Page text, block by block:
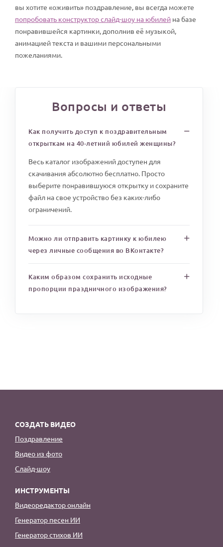
вы хотите «оживить» поздравление, вы всегда можете
попробовать конструктор слайд-шоу на юбилей на базе
понравившейся картинки, дополнив её музыкой,
анимацией текста и вашими персональными
пожеланиями.
Вопросы и ответы
Как получить доступ к поздравительным
открыткам на 40-летний юбилей женщины?
Весь каталог изображений доступен для
скачивания абсолютно бесплатно. Просто
выберите понравившуюся открытку и сохраните
файл на свое устройство без каких-либо
ограничений.
Можно ли отправить картинку к юбилею
через личные сообщения во ВКонтакте?
Каким образом сохранить исходные
пропорции праздничного изображения?
СОЗДАТЬ ВИДЕО
Поздравление
Видео из фото
Слайд-шоу
ИНСТРУМЕНТЫ
Видеоредактор онлайн
Генератор песен ИИ
Генератор стихов ИИ